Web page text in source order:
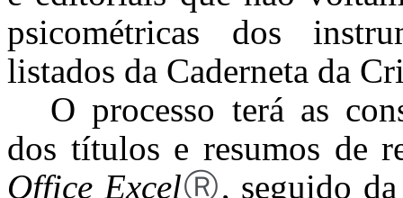
psicométricas dos
listados da Caderneta da
O processo terá as
dos títulos e resumos de
Office ExcelⓇ, seguido